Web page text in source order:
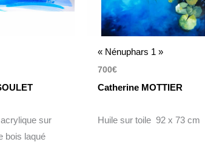
sur
bois laqué
« Nénuphars 1 »
700€
Catherine MOTTIER
Huile sur toile 92 x 73 cm